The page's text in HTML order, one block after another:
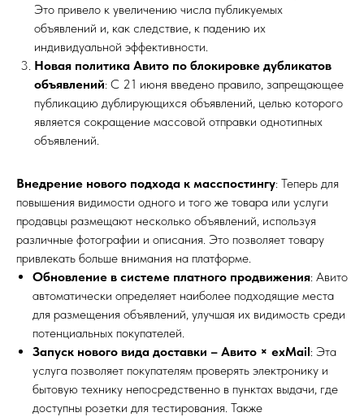
Это привело к увеличению числа публикуемых
объявлений и, как следствие, к падению их
индивидуальной эффективности.
Новая политика Авито по блокировке дубликатов
объявлений: С 21 июня введено правило, запрещающее
публикацию дублирующихся объявлений, целью которого
является сокращение массовой отправки однотипных
объявлений.
Внедрение нового подхода к масспостингу: Теперь для
повышения видимости одного и того же товара или услуги
продавцы размещают несколько объявлений, используя
различные фотографии и описания. Это позволяет товару
привлекать больше внимания на платформе.
Обновление в системе платного продвижения: Авито
автоматически определяет наиболее подходящие места
для размещения объявлений, улучшая их видимость среди
потенциальных покупателей.
Запуск нового вида доставки – Авито × exMail: Эта
услуга позволяет покупателям проверять электронику и
бытовую технику непосредственно в пунктах выдачи, где
доступны розетки для тестирования. Также